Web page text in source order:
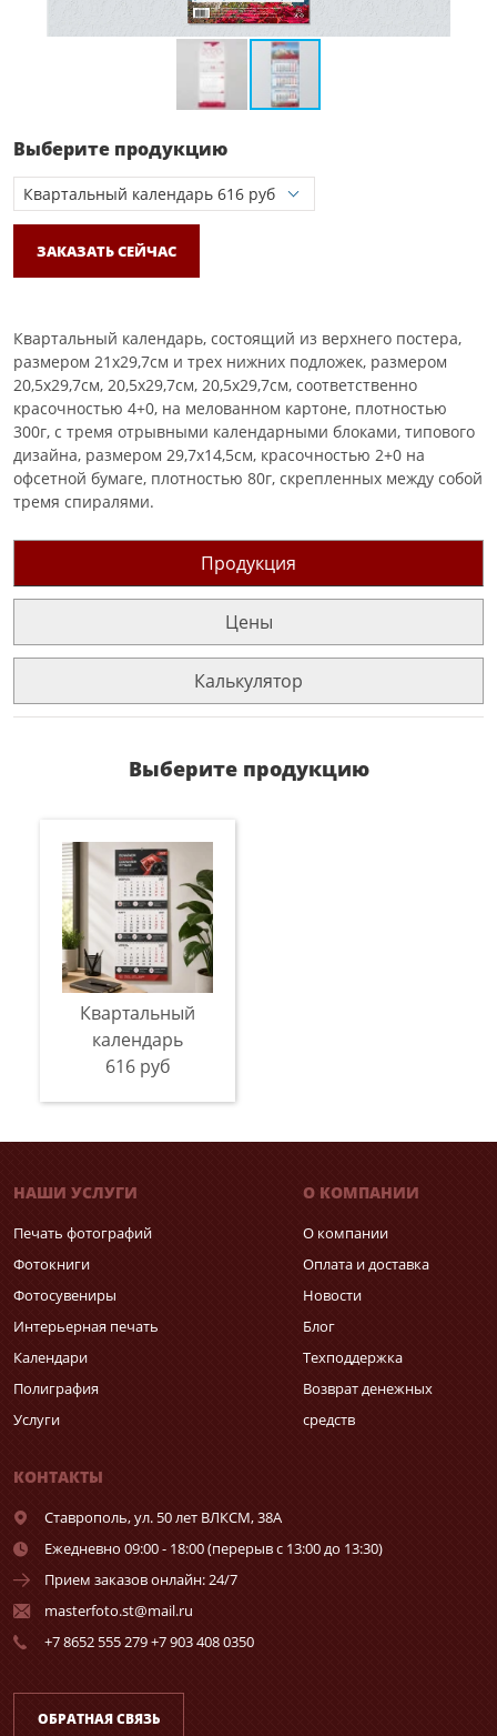
Выберите продукцию
ЗАКАЗАТЬ СЕЙЧАС
Квартальный календарь, состоящий из верхнего постера,
размером 21х29,7см и трех нижних подложек, размером
20,5х29,7см, 20,5х29,7см, 20,5х29,7см, соответственно
красочностью 4+0, на мелованном картоне, плотностью
300г, с тремя отрывными календарными блоками, типового
дизайна, размером 29,7х14,5см, красочностью 2+0 на
офсетной бумаге, плотностью 80г, скрепленных между собой
тремя спиралями.
Продукция
Цены
Калькулятор
Выберите продукцию
Квартальный
календарь
616 руб
НАШИ УСЛУГИ
Печать фотографий
Фотокниги
Фотосувениры
Интерьерная печать
Календари
Полиграфия
Услуги
О КОМПАНИИ
О компании
Оплата и доставка
Новости
Блог
Техподдержка
Возврат денежных
средств
КОНТАКТЫ
Ставрополь,ул. 50 лет ВЛКСМ, 38А
Ежедневно 09:00 - 18:00 (перерыв с 13:00 до 13:30)
Прием заказов онлайн: 24/7
masterfoto.st@mail.ru
+7 8652 555 279 +7 903 408 0350
ОБРАТНАЯ СВЯЗЬ